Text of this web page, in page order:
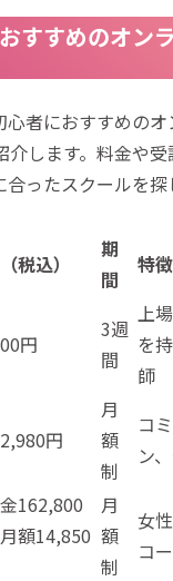
すすめのオン
心者におすすめの
介します。料金や
ったスクールを
税込）
期
間
特徴
円
3週
間
上
を
師
円
月
額
制
コ
ン
162,800
額14,850
月
額
制
女
コ